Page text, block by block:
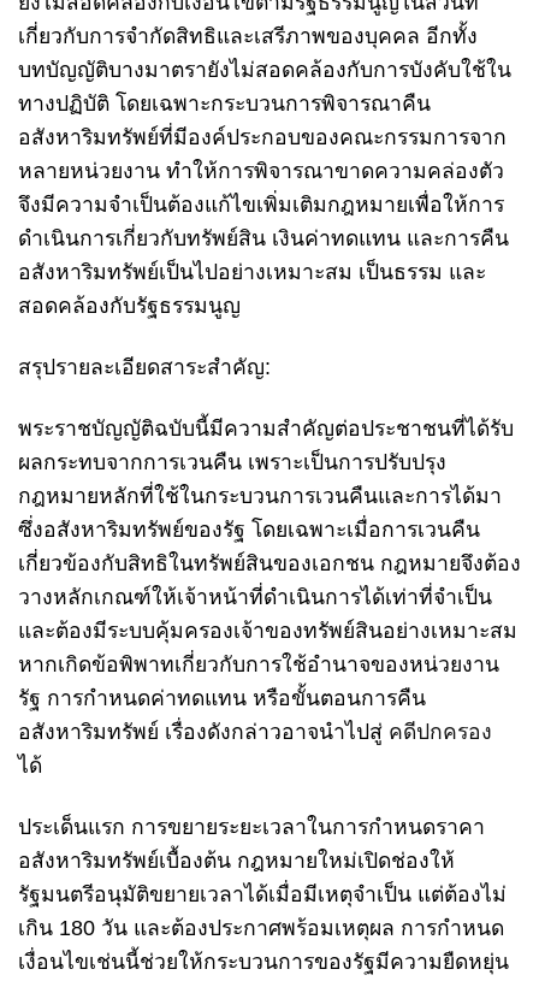
เกี่ยวกับการจำกัดสิทธิและเสรีภาพของบุคคล อีกทั้ง
บทบัญญัติบางมาตรายังไม่สอดคล้องกับการบังคับใช้ใน
ทางปฏิบัติ โดยเฉพาะกระบวนการพิจารณาคืน
อสังหาริมทรัพย์ที่มีองค์ประกอบของคณะกรรมการจาก
หลายหน่วยงาน ทำให้การพิจารณาขาดความคล่องตัว
จึงมีความจำเป็นต้องแก้ไขเพิ่มเติมกฎหมายเพื่อให้การ
ดำเนินการเกี่ยวกับทรัพย์สิน เงินค่าทดแทน และการคืน
อสังหาริมทรัพย์เป็นไปอย่างเหมาะสม เป็นธรรม และ
สอดคล้องกับรัฐธรรมนูญ
สรุปรายละเอียดสาระสำคัญ:
พระราชบัญญัติฉบับนี้มีความสำคัญต่อประชาชนที่ได้รับ
ผลกระทบจากการเวนคืน เพราะเป็นการปรับปรุง
กฎหมายหลักที่ใช้ในกระบวนการเวนคืนและการได้มา
ซึ่งอสังหาริมทรัพย์ของรัฐ โดยเฉพาะเมื่อการเวนคืน
เกี่ยวข้องกับสิทธิในทรัพย์สินของเอกชน กฎหมายจึงต้อง
วางหลักเกณฑ์ให้เจ้าหน้าที่ดำเนินการได้เท่าที่จำเป็น
และต้องมีระบบคุ้มครองเจ้าของทรัพย์สินอย่างเหมาะสม
หากเกิดข้อพิพาทเกี่ยวกับการใช้อำนาจของหน่วยงาน
รัฐ การกำหนดค่าทดแทน หรือขั้นตอนการคืน
อสังหาริมทรัพย์ เรื่องดังกล่าวอาจนำไปสู่ คดีปกครอง
ได้
ประเด็นแรก การขยายระยะเวลาในการกำหนดราคา
อสังหาริมทรัพย์เบื้องต้น กฎหมายใหม่เปิดช่องให้
รัฐมนตรีอนุมัติขยายเวลาได้เมื่อมีเหตุจำเป็น แต่ต้องไม่
เกิน 180 วัน และต้องประกาศพร้อมเหตุผล การกำหนด
เงื่อนไขเช่นนี้ช่วยให้กระบวนการของรัฐมีความยืดหยุ่น